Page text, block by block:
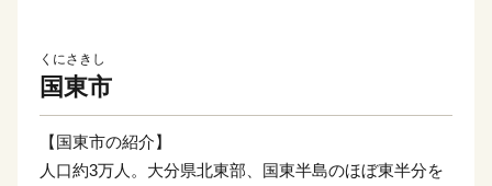
くにさきし
国東市
【国東市の紹介】
人口約3万人。大分県北東部、国東半島のほぼ東半分を